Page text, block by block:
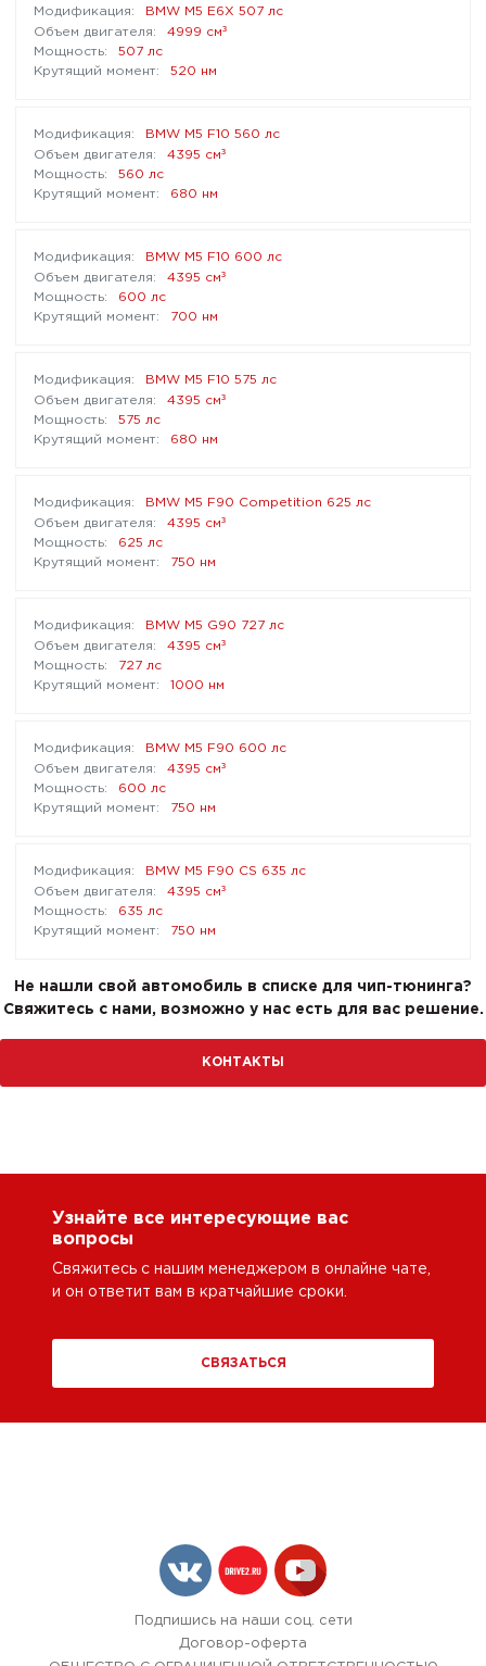
BMW M5 Е6Х 507 лс
4999 см³
507 лс
520 нм
BMW M5 F10 560 лс
4395 см³
560 лс
680 нм
BMW M5 F10 600 лс
4395 см³
600 лс
700 нм
BMW M5 F10 575 лс
4395 см³
575 лс
680 нм
BMW M5 F90 Competition 625 лс
4395 см³
625 лс
750 нм
BMW M5 G90 727 лс
4395 см³
727 лс
1000 нм
BMW M5 F90 600 лс
4395 см³
600 лс
750 нм
BMW M5 F90 CS 635 лс
4395 см³
635 лс
750 нм
Не нашли свой автомобиль в списке для чип-тюнинга?
Свяжитесь с нами, возможно у нас есть для вас решение.
КОНТАКТЫ
Узнайте все интересующие вас
вопросы
Свяжитесь с нашим менеджером в онлайне чате,
и он ответит вам в кратчайшие сроки.
СВЯЗАТЬСЯ
Подпишись на наши соц. сети
Договор-оферта